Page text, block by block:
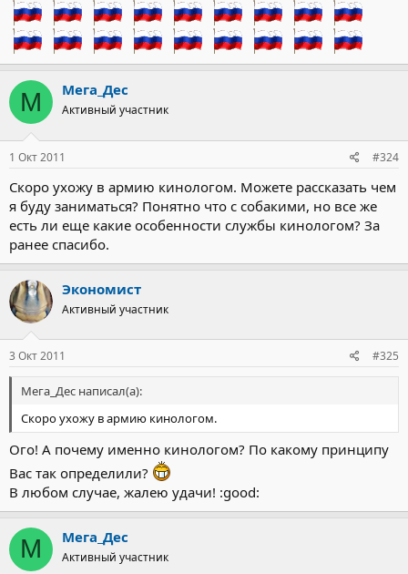
М Мега_Дес
Активный участник
1 Окт 2011 #324
Скоро ухожу в армию кинологом. Можете рассказать чем
я буду заниматься? Понятно что с собакими, но все же
есть ли еще какие особенности службы кинологом? За
ранее спасибо.
Экономист
Активный участник
3 Окт 2011 #325
Мега_Дес написал(а):
Скоро ухожу в армию кинологом.
Ого! А почему именно кинологом? По какому принципу
Вас так определили?
В любом случае, жалею удачи! :good:
М Мега_Дес
Активный участник